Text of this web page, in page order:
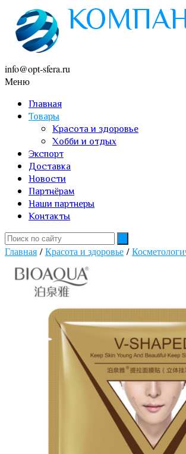
info@opt-sfera.ru
Меню
Главная
Товары
Красота и здоровье
Хобби и отдых
Экспорт
Доставка
Новости
Партнёрам
Наши партнеры
Контакты
Главная /Красота и здоровье /